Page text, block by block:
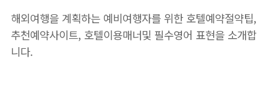
해외여행을 계획하는 예비여행자를 위한 호텔예약절약팁,
추천예약사이트, 호텔이용매너및 필수영어 표현을 소개합
니다.